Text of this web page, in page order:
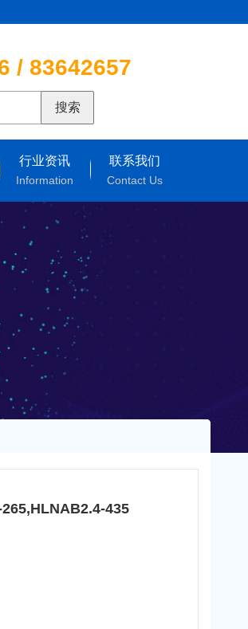
/ 83642657
搜索
行业资讯
Information
联系我们
Contact Us
435